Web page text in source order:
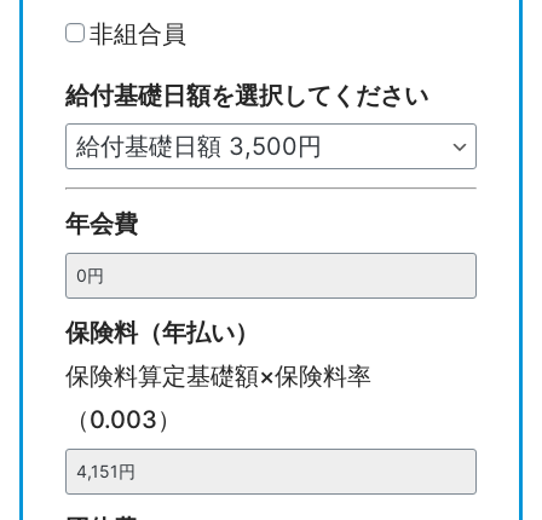
3
ヶ
月
）
来
期
一
括
非組合員
給付基礎日額を選択してください
年会費
保険料（年払い）
保険料算定基礎額×保険料率
（0.003）